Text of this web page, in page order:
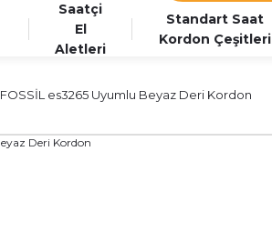
Saatçi
El
Aletleri
Standart Saat
Kordon Çeşitleri
FOSSİL es3265 Uyumlu Beyaz Deri Kordon